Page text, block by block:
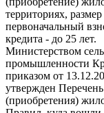
территориях,
первоначальный
кредита - до 25 лет.
Министерством
промышленности
приказом от
утвержден Перечень
(приобретения)